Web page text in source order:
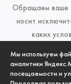
Мы используем
аналитики
посещаемости и
Обращаем ваше
носит
каких
кодекса
информации о